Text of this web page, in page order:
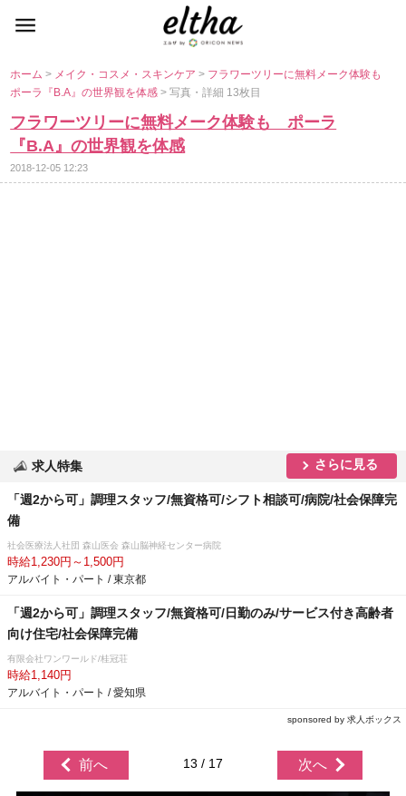
ホーム> メイク・コスメ・スキンケア> フラワーツリーに無料メーク体験も
ポーラ『B.A』の世界観を体感> 写真・詳細 13枚目
フラワーツリーに無料メーク体験も ポーラ
『B.A』の世界観を体感
2018-12-05 12:23
求人特集 さらに見る
「週2から可」調理スタッフ/無資格可/シフト相談可/病院/社会保障完
備
社会医療法人社団 森山医会 森山脳神経センター病院
時給1,230円～1,500円
アルバイト・パート / 東京都
「週2から可」調理スタッフ/無資格可/日勤のみ/サービス付き高齢者
向け住宅/社会保障完備
有限会社ワンワールド/桂冠荘
時給1,140円
アルバイト・パート / 愛知県
sponsored by 求人ボックス
前へ 13 / 17 次へ